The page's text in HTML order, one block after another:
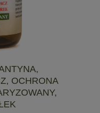
OCHRONA